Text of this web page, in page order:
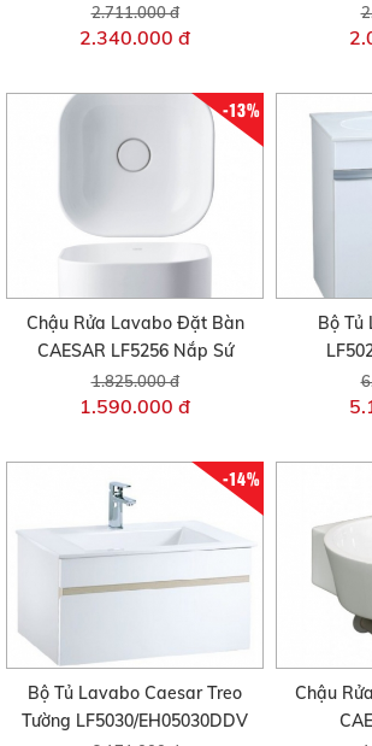
2.711.000 đ
2.340.000 đ
-13%
Chậu Rửa Lavabo Đặt Bàn
CAESAR LF5256 Nắp Sứ
1.825.000 đ
1.590.000 đ
Bộ Tủ
-14%
Bộ Tủ Lavabo Caesar Treo
Tường LF5030/EH05030DDV
Chậu